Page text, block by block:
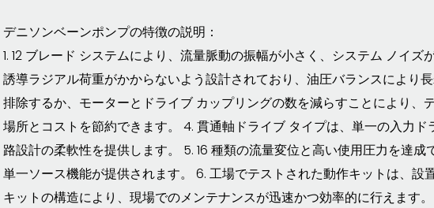
デニソンベーンポンプの特徴の説明：
1. 12 ブレード システムにより、流量脈動の振幅が小さく、システム ノイ
誘導ラジアル荷重がかからないよう設計されており、油圧バランスにより
排除するか、モーターとドライブ カップリングの数を減らすことにより
場所とコストを節約できます。 4. 貫通軸​​ドライブ タイプは、単一の入力
路設計の柔軟性を提供します。 5. 16 種類の流量変位と高い使用圧力を達
単一ソース機能が提供されます。 6. 工場でテストされた動作キットは、
キットの構造により、現場でのメンテナンスが迅速かつ効率的に行えます